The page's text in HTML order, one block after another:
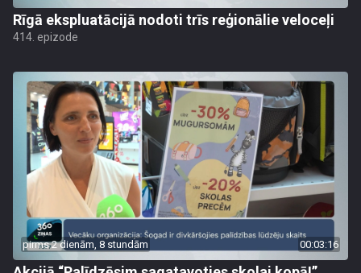
Rīgā ekspluatācijā nodoti trīs reģionālie veloceļi
414. epizode
pirms 2 dienām, 8 stundām 00:03:16